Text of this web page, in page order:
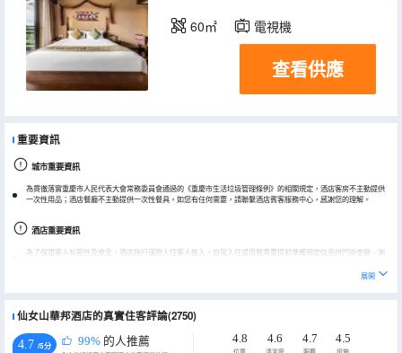
60㎡ 電視機
查看供應
重要資訊
城市重要資訊
為貫徹落實重慶市人民代表大會常務委員會通過的《重慶市生活垃圾管理條例》的相關規定，酒店客房不主動提供
一次性用品；酒店餐廳不主動提供一次性餐具。如您有任何需要，請聯繫酒店賓客服務中心，感謝您的理解。
酒店重要資訊
為了保證客人私密性及安全，酒店施行僅限入住客人進入，自駕入住或用餐需要提前準備預定信息供門崗查驗，謝
展開
仙女山華邦酒店的真實住客評論(2750)
4.7 /5分 99% 的人推薦 4.8 4.6 4.7 4.5